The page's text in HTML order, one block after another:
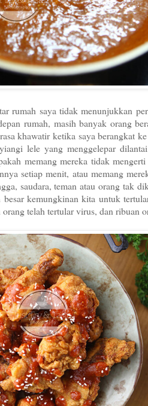
rumah saya tidak menunjukkan
rumah, masih banyak orang
khawatir ketika saya berangkat
lele yang menggelepar
memang mereka tidak
setiap menit, atau memang
saudara, teman atau orang tak
kemungkinan kita untuk
telah tertular virus, dan ribuan